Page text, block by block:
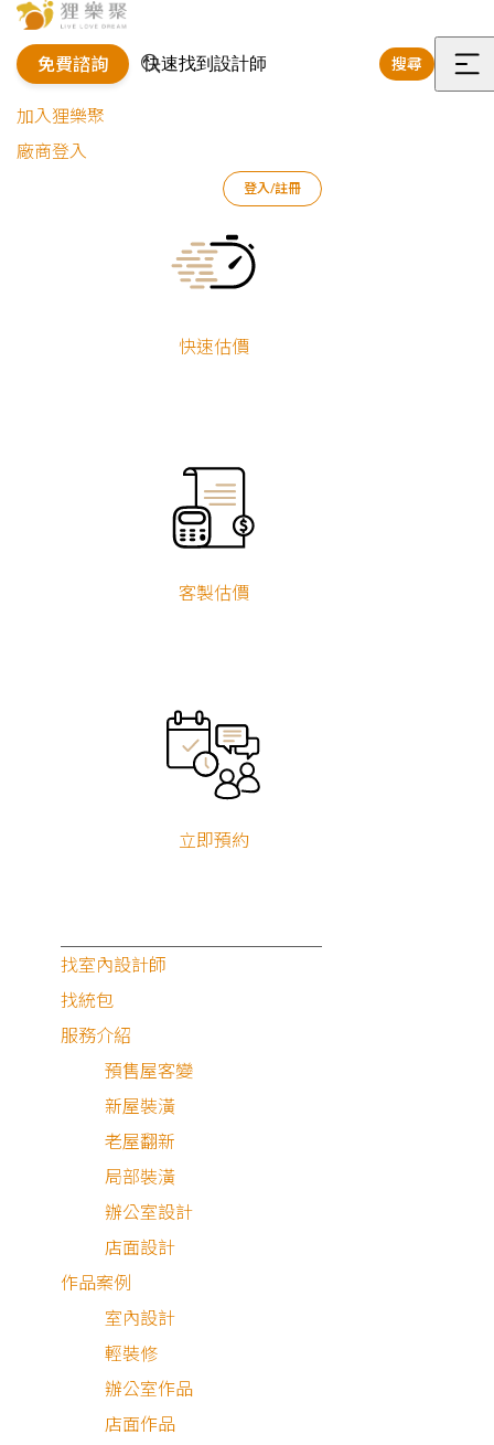
免費諮詢 搜尋
選
加入狸樂聚
廠商登入
登入/註冊
快速估價
客製估價
立即預約
找室內設計師
找統包
服務介紹
預售屋客變
新屋裝潢
老屋翻新
局部裝潢
辦公室設計
店面設計
作品案例
室內設計
輕裝修
辦公室作品
店面作品
室內設計作品 陳芃
12坪的呼吸宅
舊屋翻新